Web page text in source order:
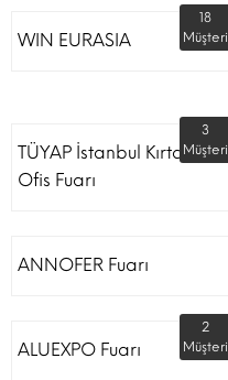
WIN EURASIA
18
Müşteri
TÜYAP İstanbul Kırtasiye
Ofis Fuarı
3
Müşteri
ANNOFER Fuarı
ALUEXPO Fuarı
2
Müşteri